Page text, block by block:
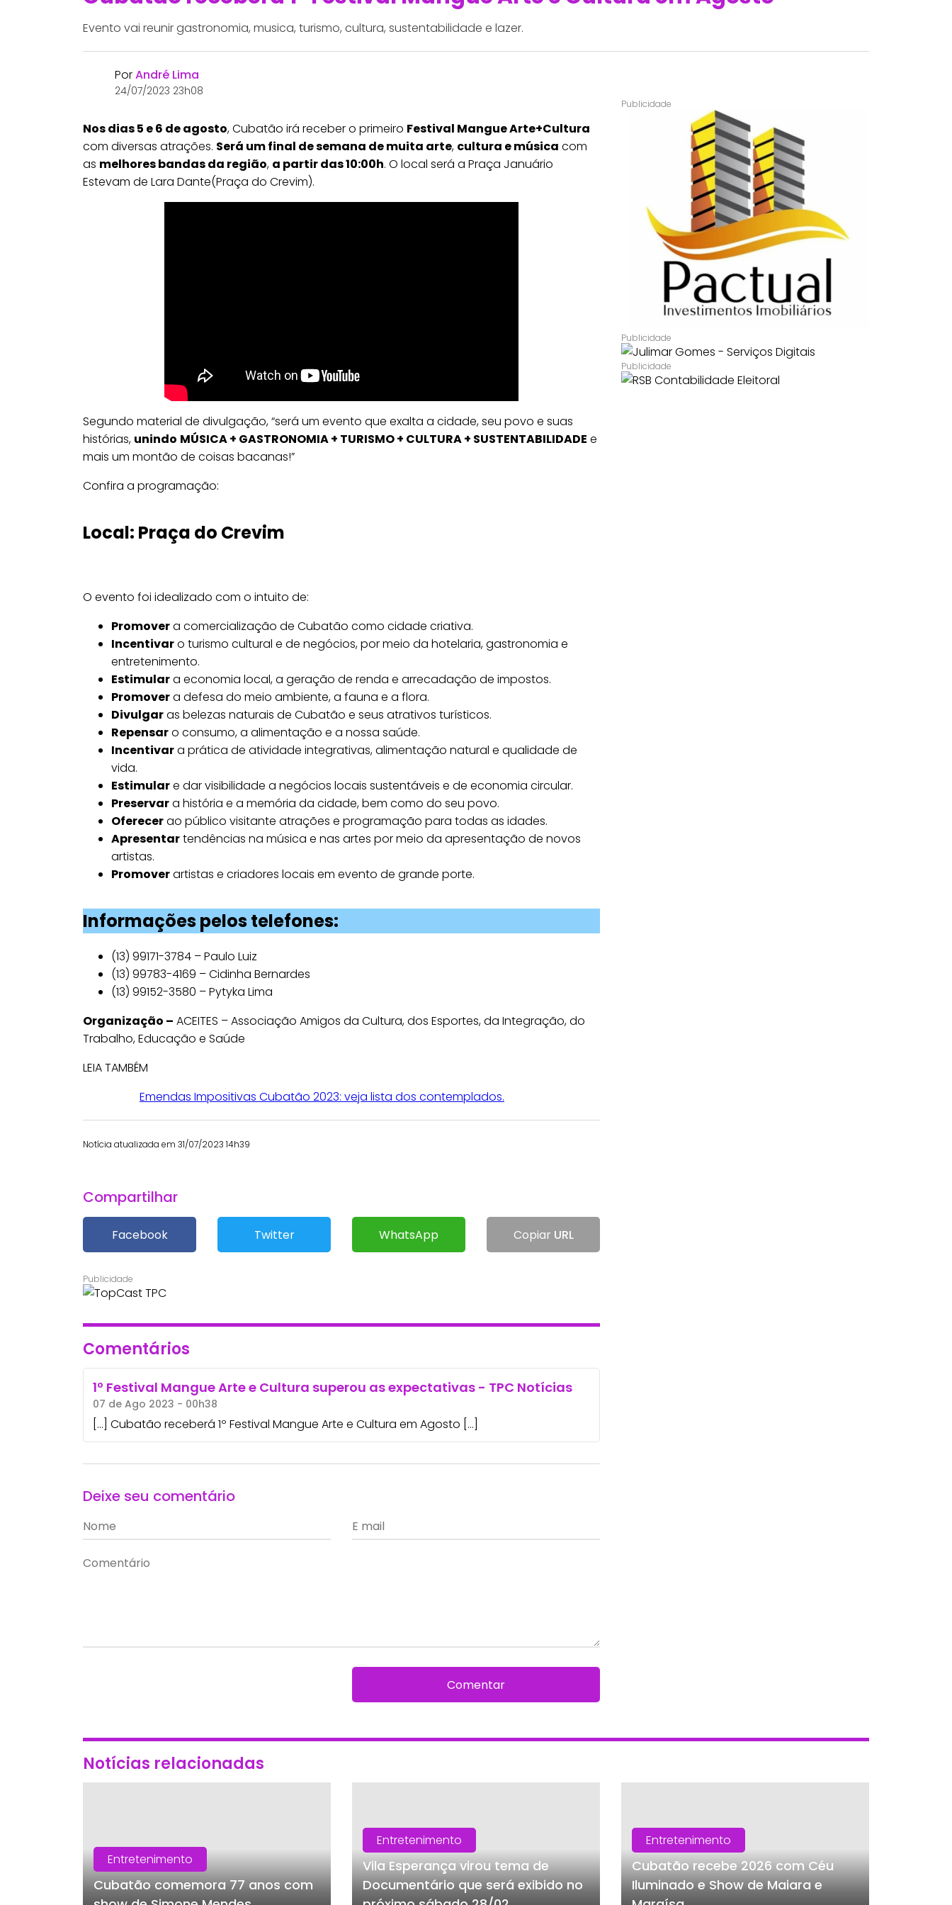
Evento vai reunir gastronomia, musica, turismo, cultura, sustentabilidade e lazer.
PorAndré Lima
24/07/2023 23h08
Nos dias 5 e 6 de agosto, Cubatão irá receber o primeiro Festival Mangue Arte+Cultura
com diversas atrações. Será um final de semana de muita arte, cultura e música com
as melhores bandas da região, a partir das 10:00h. O local será a Praça Januário
Estevam de Lara Dante(Praça do Crevim).
Segundo material de divulgação, “será um evento que exalta a cidade, seu povo e suas
histórias, unindo MÚSICA + GASTRONOMIA + TURISMO + CULTURA + SUSTENTABILIDADE e
mais um montão de coisas bacanas!”
Confira a programação:
Local: Praça do Crevim
O evento foi idealizado com o intuito de:
Promovera comercialização de Cubatão como cidade criativa.
Incentivaro turismo cultural e de negócios, por meio da hotelaria, gastronomia e
entretenimento.
Estimulara economia local, a geração de renda e arrecadação de impostos.
Promovera defesa do meio ambiente, a fauna e a flora.
Divulgaras belezas naturais de Cubatão e seus atrativos turísticos.
Repensaro consumo, a alimentação e a nossa saúde.
Incentivara prática de atividade integrativas, alimentação natural e qualidade de
vida.
Estimulare dar visibilidade a negócios locais sustentáveis e de economia circular.
Preservara história e a memória da cidade, bem como do seu povo.
Oferecerao público visitante atrações e programação para todas as idades.
Apresentartendências na música e nas artes por meio da apresentação de novos
artistas.
Promoverartistas e criadores locais em evento de grande porte.
Informações pelos telefones:
(13) 99171-3784 – Paulo Luiz
(13) 99783-4169 – Cidinha Bernardes
(13) 99152-3580 – Pytyka Lima
Organização – ACEITES – Associação Amigos da Cultura, dos Esportes, da Integração, do
Trabalho, Educação e Saúde
LEIA TAMBÉM
Emendas Impositivas Cubatão 2023: veja lista dos contemplados.
Notícia atualizada em 31/07/2023 14h39
Compartilhar
Facebook Twitter WhatsApp Copiar URL
Comentários
1º Festival Mangue Arte e Cultura superou as expectativas - TPC Notícias
07 de Ago 2023 - 00h38
[…] Cubatão receberá 1º Festival Mangue Arte e Cultura em Agosto […]
Deixe seu comentário
Comentar
Notícias relacionadas
Entretenimento
Cubatão comemora 77 anos com
Entretenimento
Vila Esperança virou tema de
Documentário que será exibido no
Entretenimento
Cubatão recebe 2026 com Céu
Iluminado e Show de Maiara e